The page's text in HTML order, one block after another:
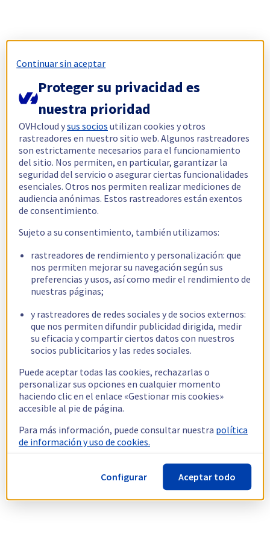
Continuar sin aceptar
Proteger su privacidad es
nuestra prioridad
OVHcloud ysus socios utilizan cookies y otros
rastreadores en nuestro sitio web. Algunos rastreadores
son estrictamente necesarios para el funcionamiento
del sitio. Nos permiten, en particular, garantizar la
seguridad del servicio o asegurar ciertas funcionalidades
esenciales. Otros nos permiten realizar mediciones de
audiencia anónimas. Estos rastreadores están exentos
de consentimiento.
Sujeto a su consentimiento, también utilizamos:
rastreadores de rendimiento y personalización: que
nos permiten mejorar su navegación según sus
preferencias y usos, así como medir el rendimiento de
nuestras páginas;
y rastreadores de redes sociales y de socios externos:
que nos permiten difundir publicidad dirigida, medir
su eficacia y compartir ciertos datos con nuestros
socios publicitarios y las redes sociales.
Puede aceptar todas las cookies, rechazarlas o
personalizar sus opciones en cualquier momento
haciendo clic en el enlace «Gestionar mis cookies»
accesible al pie de página.
Para más información, puede consultar nuestra política
de información y uso de cookies.
Configurar Aceptar todo